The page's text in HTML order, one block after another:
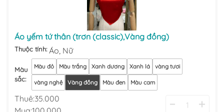
Áo yếm tứ thân (trơn (classic),Vàng đồng)
Thuộc tính: Áo, Nữ
Màu
sắc:
Màu đỏ Màu trắng Xanh dương Xanh lá vàng tươi
vàng nghệ Vàng đồng Màu đen Màu cam
Thuê:35.000